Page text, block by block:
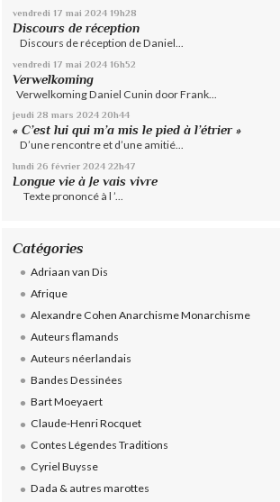
vendredi 17 mai 2024 19h28
Discours de réception
Discours de réception de Daniel...
vendredi 17 mai 2024 16h52
Verwelkoming
Verwelkoming Daniel Cunin door Frank...
jeudi 28 mars 2024 20h44
« C’est lui qui m’a mis le pied à l’étrier »
D’une rencontre et d’une amitié...
lundi 26 février 2024 22h47
Longue vie à Je vais vivre
Texte prononcé à l ’...
Catégories
Adriaan van Dis
Afrique
Alexandre Cohen Anarchisme Monarchisme
Auteurs flamands
Auteurs néerlandais
Bandes Dessinées
Bart Moeyaert
Claude-Henri Rocquet
Contes Légendes Traditions
Cyriel Buysse
Dada & autres marottes